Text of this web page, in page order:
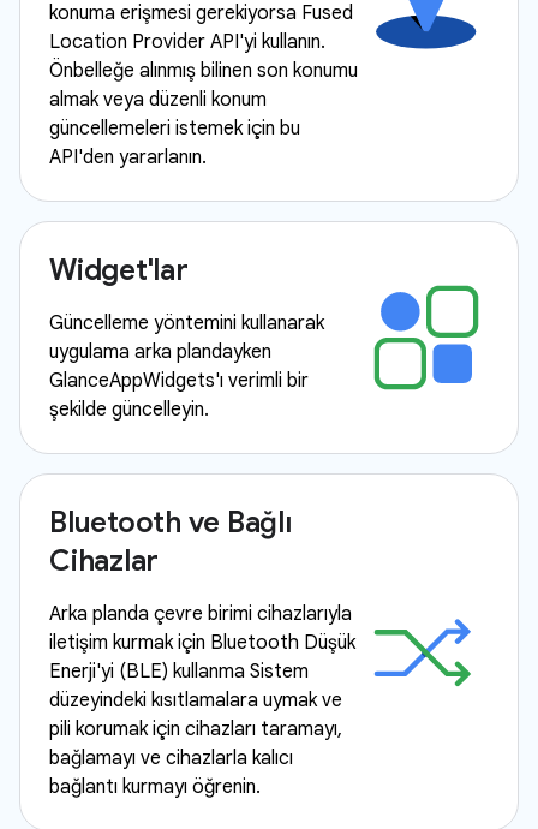
konuma erişmesi gerekiyorsa Fused
Location Provider API'yi kullanın.
Önbelleğe alınmış bilinen son konumu
almak veya düzenli konum
güncellemeleri istemek için bu
API'den yararlanın.
Widget'lar
Güncelleme yöntemini kullanarak
uygulama arka plandayken
GlanceAppWidgets'ı verimli bir
şekilde güncelleyin.
Bluetooth ve Bağlı
Cihazlar
Arka planda çevre birimi cihazlarıyla
iletişim kurmak için Bluetooth Düşük
Enerji'yi (BLE) kullanma Sistem
düzeyindeki kısıtlamalara uymak ve
pili korumak için cihazları taramayı,
bağlamayı ve cihazlarla kalıcı
bağlantı kurmayı öğrenin.